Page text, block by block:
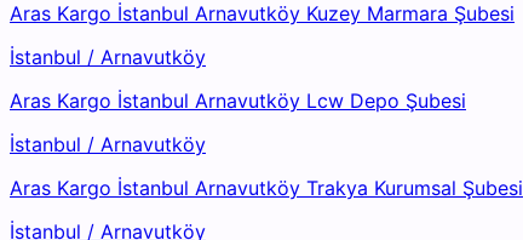
Aras Kargo İstanbul Arnavutköy Kuzey Marmara Şubesi
İstanbul / Arnavutköy
Aras Kargo İstanbul Arnavutköy Lcw Depo Şubesi
İstanbul / Arnavutköy
Aras Kargo İstanbul Arnavutköy Trakya Kurumsal Şubesi
İstanbul / Arnavutköy